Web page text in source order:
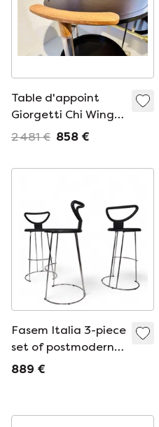
Table d'appoint
Giorgetti Chi Wing
Lo 60960 EOS à
2 481 € 858 €
Fasem Italia 3-piece
set of postmodern
bar stools by Nobu
889 €